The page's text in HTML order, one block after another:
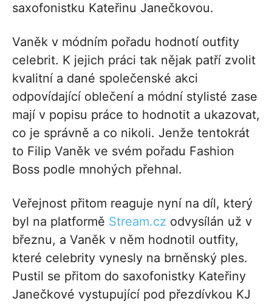
saxofonistku Kateřinu Janečkovou.
Vaněk v módním pořadu hodnotí outfity
celebrit. K jejich práci tak nějak patří zvolit
kvalitní a dané společenské akci
odpovídající oblečení a módní stylisté zase
mají v popisu práce to hodnotit a ukazovat,
co je správně a co nikoli. Jenže tentokrát
to Filip Vaněk ve svém pořadu Fashion
Boss podle mnohých přehnal.
Veřejnost přitom reaguje nyní na díl, který
byl na platformě Stream.cz odvysílán už v
březnu, a Vaněk v něm hodnotil outfity,
které celebrity vynesly na brněnský ples.
Pustil se přitom do saxofonistky Kateřiny
Janečkové vystupující pod přezdívkou KJ